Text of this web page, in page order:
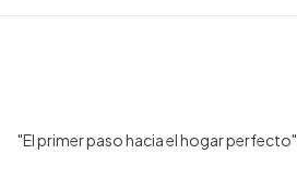
"El primer paso hacia el hogar perfecto"